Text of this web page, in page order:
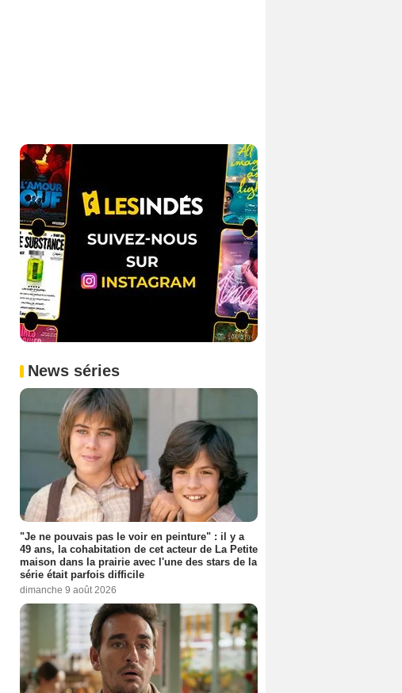
News séries
"Je ne pouvais pas le voir en peinture" : il y a
49 ans, la cohabitation de cet acteur de La Petite
maison dans la prairie avec l'une des stars de la
série était parfois difficile
dimanche 9 août 2026